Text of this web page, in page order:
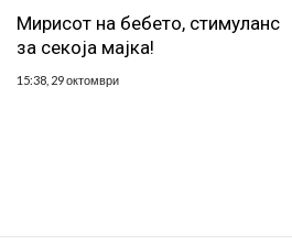
Мирисот на бебето, стимуланс
за секоја мајка!
15:38, 29 октомври